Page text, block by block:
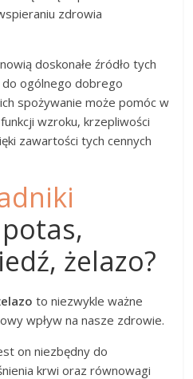
zdrowia
doskonałe źródło tych
ogólnego dobrego
spożywanie może pomóc w
wzroku, krzepliwości
zawartości tych cennych
żelazo?
to niezwykle ważne
wpływ na nasze zdrowie.
on niezbędny do
krwi oraz równowagi